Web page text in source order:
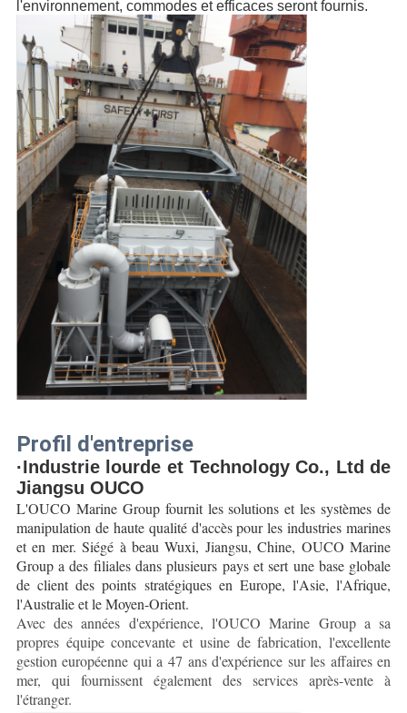
l'environnement, commodes et efficaces seront fournis.
Profil d'entreprise
·Industrie lourde et Technology Co., Ltd de
Jiangsu OUCO
L'OUCO Marine Group fournit les solutions et les systèmes de
manipulation de haute qualité d'accès pour les industries marines
et en mer. Siégé à beau Wuxi, Jiangsu, Chine, OUCO Marine
Group a des filiales dans plusieurs pays et sert une base globale
de client des points stratégiques en Europe, l'Asie, l'Afrique,
l'Australie et le Moyen-Orient.
Avec des années d'expérience, l'OUCO Marine Group a sa
propres équipe concevante et usine de fabrication, l'excellente
gestion européenne qui a 47 ans d'expérience sur les affaires en
mer, qui fournissent également des services après-vente à
l'étranger.